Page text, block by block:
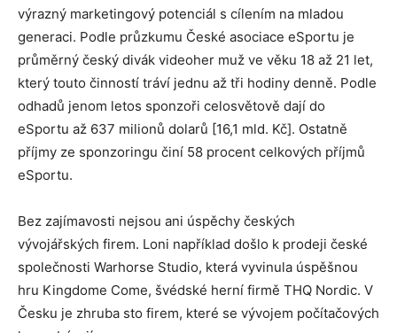
výrazný marketingový potenciál s cílením na mladou
generaci. Podle průzkumu České asociace eSportu je
průměrný český divák videoher muž ve věku 18 až 21 let,
který touto činností tráví jednu až tři hodiny denně. Podle
odhadů jenom letos sponzoři celosvětově dají do
eSportu až 637 milionů dolarů [16,1 mld. Kč]. Ostatně
příjmy ze sponzoringu činí 58 procent celkových příjmů
eSportu.
Bez zajímavosti nejsou ani úspěchy českých
vývojářských firem. Loni například došlo k prodeji české
společnosti Warhorse Studio, která vyvinula úspěšnou
hru Kingdome Come, švédské herní firmě THQ Nordic. V
Česku je zhruba sto firem, které se vývojem počítačových